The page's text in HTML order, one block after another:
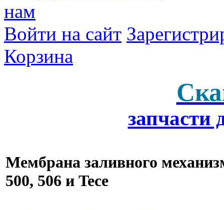
нам
Войти на сайт
Корзина
запчасти
Мембрана заливного
500, 506 и Tece